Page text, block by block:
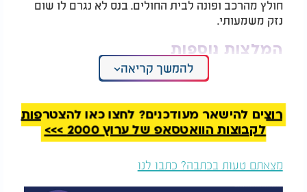
חולץ מהרכב ופונה לבית החולים. בנס לא נגרם לו שום
נזק משמעותי.
המלצות נוספות
הילד בן 4 היה צריך
ניתוח בהול. אבל אבא
לא הסכים להמשיך
טביעת ספינת אגוז
להמשך קריאה
רוצים להישאר מעודכנים? לחצו כאן להצטרפות
לקבוצות הוואטסאפ של ערוץ 2000 >>>
מצאתם טעות בכתבה? כתבו לנו